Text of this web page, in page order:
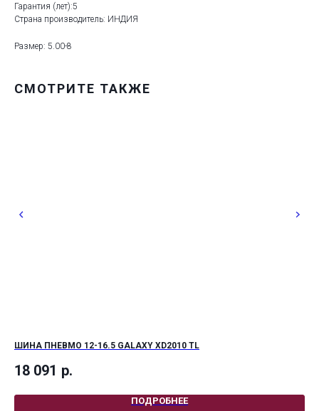
Гарантия (лет):5
Страна производитель: ИНДИЯ
Размер: 5.00-8
СМОТРИТЕ ТАКЖЕ
ШИНА ПНЕВМО 12-16.5 GALAXY XD2010 TL
18 091 р.
ПОДРОБНЕЕ